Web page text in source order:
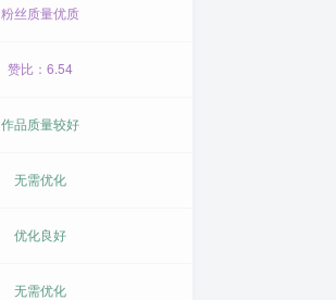
粉丝质量优质
赞比：6.54
作品质量较好
无需优化
优化良好
无需优化